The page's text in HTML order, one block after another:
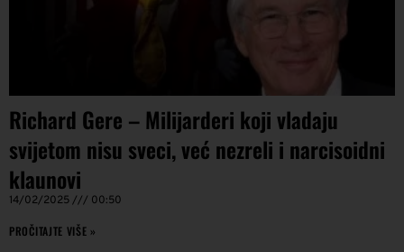
Richard Gere – Milijarderi koji vladaju
svijetom nisu sveci, već nezreli i narcisoidni
klaunovi
14/02/2025 00:50
PROČITAJTE VIŠE »